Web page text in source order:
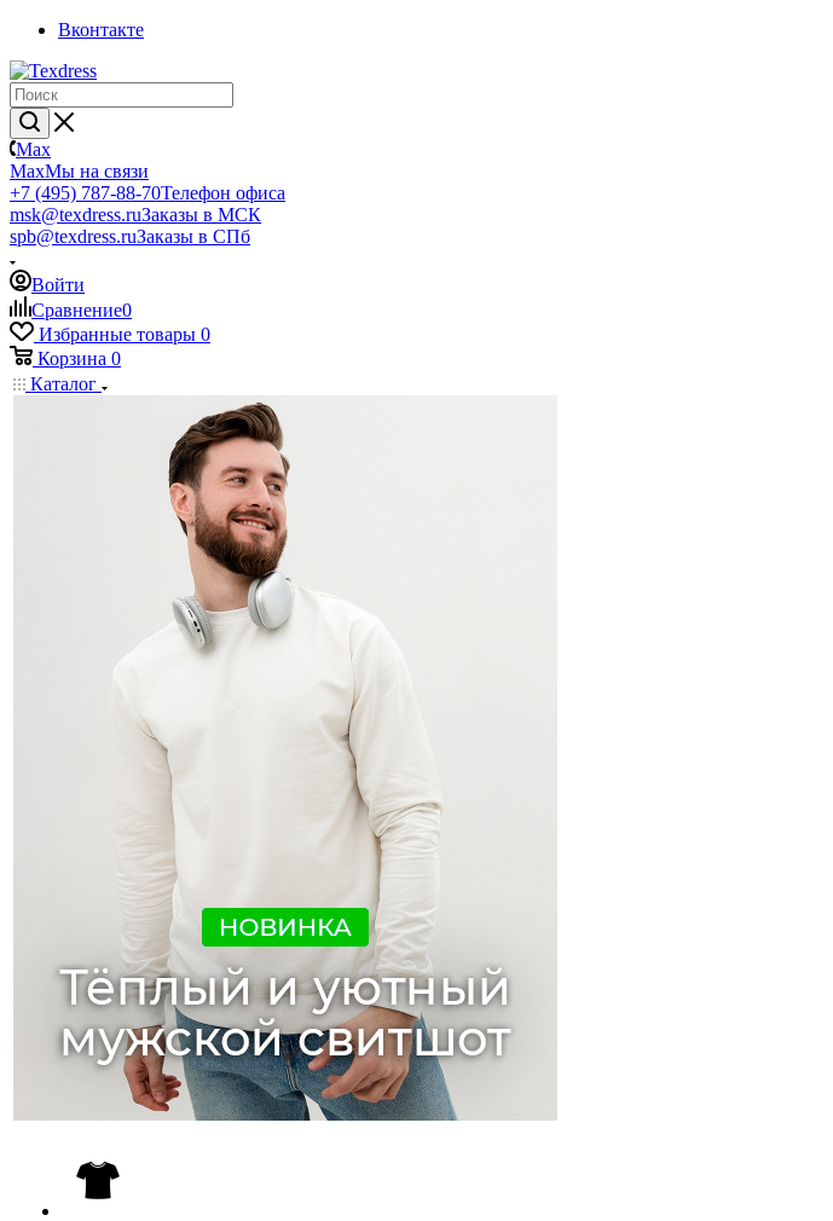
Вконтакте
Max
MaxМы на связи
+7 (495) 787-88-70Телефон офиса
msk@texdress.ruЗаказы в МСК
spb@texdress.ruЗаказы в СПб
Войти
Сравнение0
Избранные товары 0
Корзина 0
Каталог